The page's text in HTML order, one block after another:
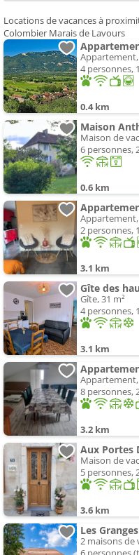
Locations de vacances à
Colombier Marais de Lavours
Appartement,
4 personnes,
0.4 km
Maison
Maison de
6 personnes,
0.6 km
Appartement,
2 personnes,
3.1 km
Gîte des
Gîte, 31 m²
4 personnes,
3.1 km
Appartement,
8 personnes,
3.2 km
Aux Portes
Maison de
5 personnes,
3.6 km
2 maisons de